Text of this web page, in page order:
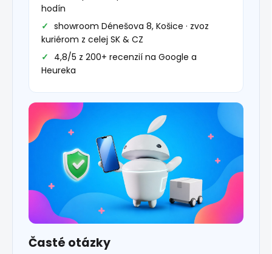
hodín
showroom Dénešova 8, Košice · zvoz
kuriérom z celej SK & CZ
4,8/5 z 200+ recenzií na Google a
Heureka
Časté otázky